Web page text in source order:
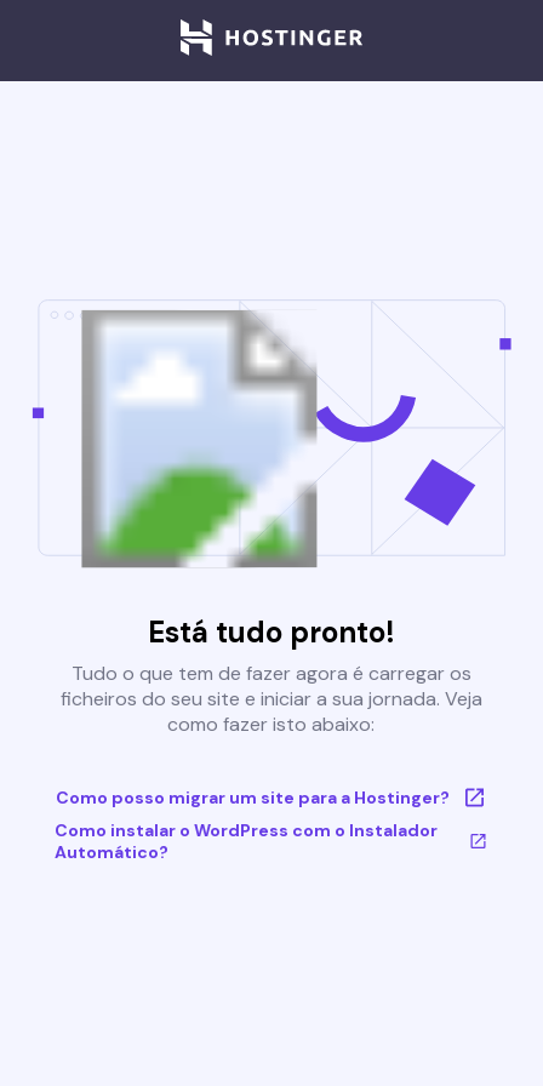
Está tudo pronto!
Tudo o que tem de fazer agora é carregar os
ficheiros do seu site e iniciar a sua jornada. Veja
como fazer isto abaixo:
Como posso migrar um site para a Hostinger?
Como instalar o WordPress com o Instalador
Automático?